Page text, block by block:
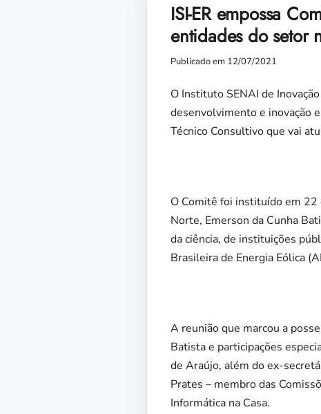
ISI-ER empossa
entidades do setor
Publicado em 12/07/2021
O Instituto SENAI de
desenvolvimento e inovação
Técnico Consultivo que vai
O Comitê foi instituído em 22
Norte, Emerson da Cunha
da ciência, de instituições
Brasileira de Energia Eólica
A reunião que marcou a
Batista e participações
de Araújo, além do ex-
Prates – membro das
Informática na Casa.